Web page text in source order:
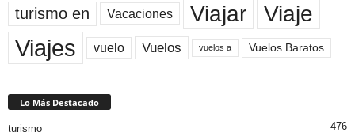
turismo en Vacaciones Viajar Viaje
Viajes vuelo Vuelos vuelos a Vuelos Baratos
Lo Más Destacado
turismo 476